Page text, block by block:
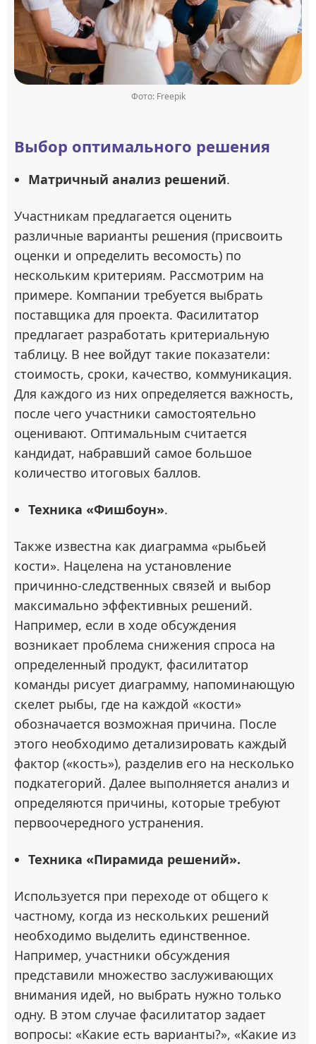
Фото: Freepik
Выбор оптимального решения
Матричный анализ решений.
Участникам предлагается оценить
различные варианты решения (присвоить
оценки и определить весомость) по
нескольким критериям. Рассмотрим на
примере. Компании требуется выбрать
поставщика для проекта. Фасилитатор
предлагает разработать критериальную
таблицу. В нее войдут такие показатели:
стоимость, сроки, качество, коммуникация.
Для каждого из них определяется важность,
после чего участники самостоятельно
оценивают. Оптимальным считается
кандидат, набравший самое большое
количество итоговых баллов.
Техника «Фишбоун».
Также известна как диаграмма «рыбьей
кости». Нацелена на установление
причинно-следственных связей и выбор
максимально эффективных решений.
Например, если в ходе обсуждения
возникает проблема снижения спроса на
определенный продукт, фасилитатор
команды рисует диаграмму, напоминающую
скелет рыбы, где на каждой «кости»
обозначается возможная причина. После
этого необходимо детализировать каждый
фактор («кость»), разделив его на несколько
подкатегорий. Далее выполняется анализ и
определяются причины, которые требуют
первоочередного устранения.
Техника «Пирамида решений».
Используется при переходе от общего к
частному, когда из нескольких решений
необходимо выделить единственное.
Например, участники обсуждения
представили множество заслуживающих
внимания идей, но выбрать нужно только
одну. В этом случае фасилитатор задает
вопросы: «Какие есть варианты?», «Какие из